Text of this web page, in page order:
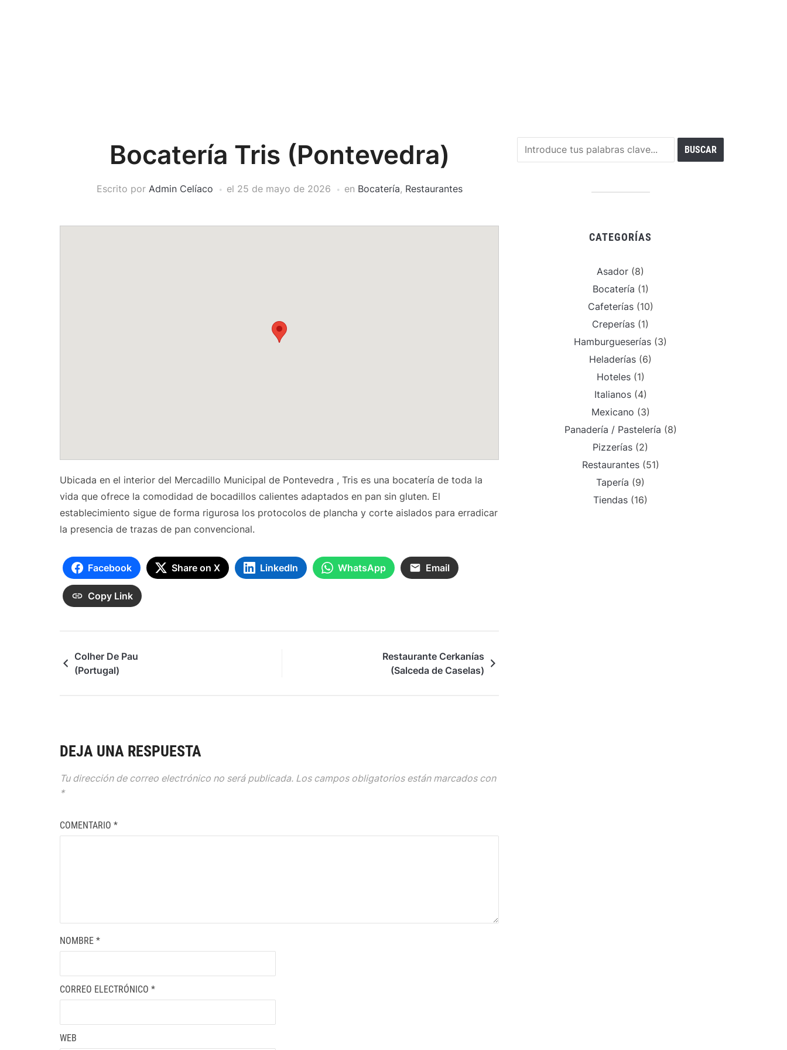
Bocatería Tris (Pontevedra)
Escrito por Admin Celíaco el 25 de mayo de 2026 en Bocatería, Restaurantes
Ubicada en el interior del Mercadillo Municipal de Pontevedra , Tris es una bocatería de toda la
vida que ofrece la comodidad de bocadillos calientes adaptados en pan sin gluten. El
establecimiento sigue de forma rigurosa los protocolos de plancha y corte aislados para erradicar
la presencia de trazas de pan convencional.
Facebook Share on X LinkedIn WhatsApp Email
Copy Link
Colher De Pau
(Portugal)
Restaurante Cerkanías
(Salceda de Caselas)
DEJA UNA RESPUESTA
Tu dirección de correo electrónico no será publicada. Los campos obligatorios están marcados con
*
COMENTARIO *
NOMBRE *
CORREO ELECTRÓNICO *
WEB
CATEGORÍAS
Asador (8)
Bocatería (1)
Cafeterías(10)
Creperías (1)
Hamburgueserías (3)
Heladerías (6)
Hoteles(1)
Italianos(4)
Mexicano (3)
Panadería / Pastelería (8)
Pizzerías (2)
Restaurantes(51)
Tapería (9)
Tiendas (16)